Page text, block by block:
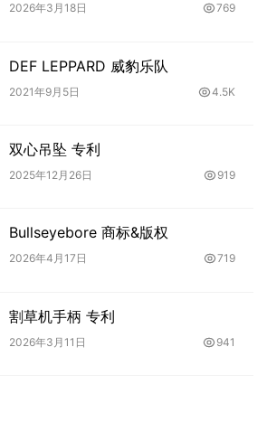
2026年3月18日 769
DEF LEPPARD 威豹乐队
2021年9月5日 4.5K
双心吊坠 专利
2025年12月26日 919
Bullseyebore 商标&版权
2026年4月17日 719
割草机手柄 专利
2026年3月11日 941